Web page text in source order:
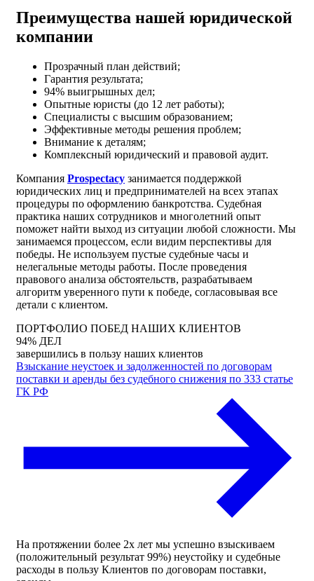
Преимущества нашей юридической
компании
Прозрачный план действий;
Гарантия результата;
94% выигрышных дел;
Опытные юристы (до 12 лет работы);
Специалисты с высшим образованием;
Эффективные методы решения проблем;
Внимание к деталям;
Комплексный юридический и правовой аудит.
Компания Prospectacy занимается поддержкой
юридических лиц и предпринимателей на всех этапах
процедуры по оформлению банкротства. Судебная
практика наших сотрудников и многолетний опыт
поможет найти выход из ситуации любой сложности. Мы
занимаемся процессом, если видим перспективы для
победы. Не используем пустые судебные часы и
нелегальные методы работы. После проведения
правового анализа обстоятельств, разрабатываем
алгоритм уверенного пути к победе, согласовывая все
детали с клиентом.
ПОРТФОЛИО ПОБЕД НАШИХ КЛИЕНТОВ
94% ДЕЛ
завершились в пользу наших клиентов
Взыскание неустоек и задолженностей по договорам
поставки и аренды без судебного снижения по 333 статье
ГК РФ
На протяжении более 2х лет мы успешно взыскиваем
(положительный результат 99%) неустойку и судебные
расходы в пользу Клиентов по договорам поставки,